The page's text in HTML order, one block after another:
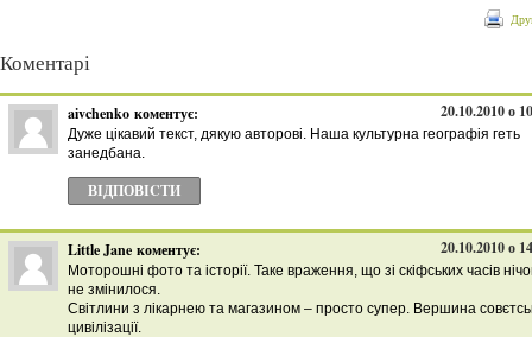
Коментарі
aivchenko коментує: 20.10.2010 о
Дуже цікавий текст, дякую авторові. Наша культурна географія геть
занедбана.
ВІДПОВІCТИ
Little Jane коментує: 20.10.2010 о
Моторошні фото та історії. Таке враження, що зі скіфських часів
не змінилося.
Світлини з лікарнею та магазином – просто супер. Вершина
цивілізації.